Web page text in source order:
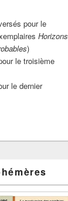
pour le
Horizons
)
le troisième
le dernier